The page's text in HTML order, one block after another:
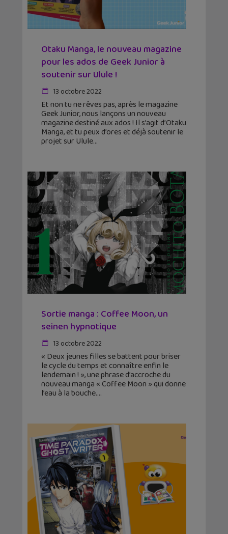
Otaku Manga, le nouveau magazine
pour les ados de Geek Junior à
soutenir sur Ulule !
13 octobre 2022
Et non tu ne rêves pas, après le magazine
Geek Junior, nous lançons un nouveau
magazine destiné aux ados ! Il s’agit d’Otaku
Manga, et tu peux d’ores et déjà soutenir le
projet sur Ulule
Sortie manga : Coffee Moon, un
seinen hypnotique
13 octobre 2022
« Deux jeunes filles se battent pour briser
le cycle du temps et connaître enfin le
lendemain ! », une phrase d’accroche du
nouveau manga « Coffee Moon » qui donne
l’eau à la bouche.